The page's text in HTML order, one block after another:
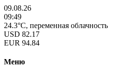
09.08.26
09:49
24.3°C, переменная облачность
USD 82.17
EUR 94.84
Меню